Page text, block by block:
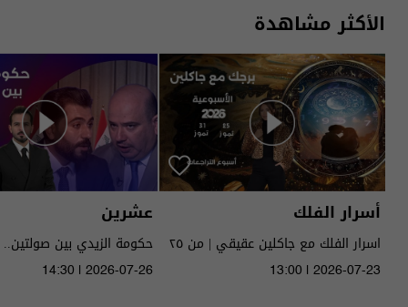
الأكثر مشاهدة
أسرار الفلك
اسرار الفلك مع جاكلين عقيقي | من ٢٥
الى ٣١ تموز ٢٠٢٦ | 2026
13:00 | 2026-07-23
عشرين
حكومة الزيدي بين
14:30 | 2026-07-26